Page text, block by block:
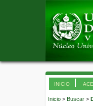
INICIO
Inicio > Buscar >